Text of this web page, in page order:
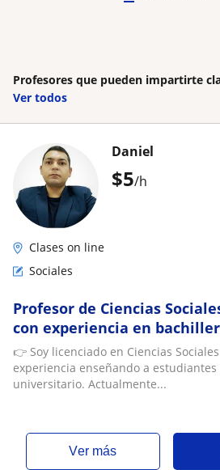
Profesores que pueden impartirte
Ver todos
$5/h
Daniel
Clases on line
Sociales
Profesor de Ciencias
con experiencia en
👉 Soy licenciado en Ciencias
experiencia enseñando a
universitario. Actualmente...
ver más